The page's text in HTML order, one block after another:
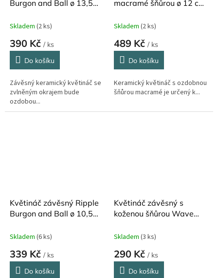
Burgon and Ball ø 13,5
Skladem (2 ks)
390 Kč / ks
Do košíku
Závěsný keramický květináč se
zvlněným okrajem bude
ozdobou...
macramé šňůrou ø 12 cm
Skladem (2 ks)
489 Kč / ks
Do košíku
Keramický květináč s ozdobnou
šňůrou macramé je určený k...
Květináč závěsný Ripple
Burgon and Ball ø 10,5
Skladem (6 ks)
339 Kč / ks
Do košíku
Květináč závěsný s
koženou šňůrou Wave
Skladem (3 ks)
290 Kč / ks
Do košíku